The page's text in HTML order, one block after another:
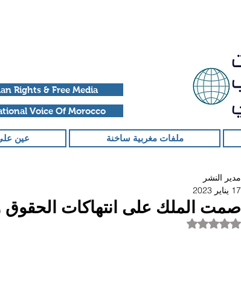
Rights & Free Media
Voice Of Morocco
ملفات مغربية ساخنة عين
صمت الملك على انتهاكات الحقوق
مدير النشر
17 يناير 2023
تم التقييم بـ ليس رقمًا من أصل 5 نجوم.